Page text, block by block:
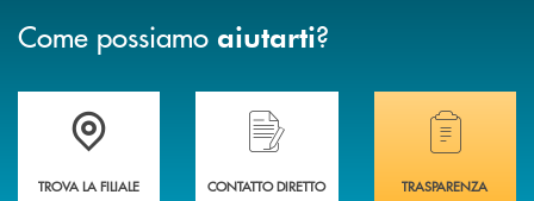
Come possiamo aiutarti?
Accedi all' elenco completo delle filiali di Banca di Caraglio.
TROVA LA FILIALE
Hai bisogno di assistenza immediata?
CONTATTO DIRETTO
Hai bisogno di
TRASPARENZA